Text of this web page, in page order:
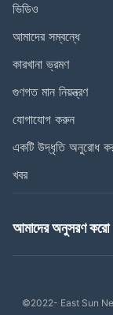
ভিডিও
আমাদের সম্বন্ধে
কারখানা ভ্রমণ
গুণগত মান নিয়ন্ত্রণ
যোগাযোগ করুন
একটি উদ্ধৃতি অনুরোধ
খবর
আমাদের অনুসরণ করো
©2022- East Sun